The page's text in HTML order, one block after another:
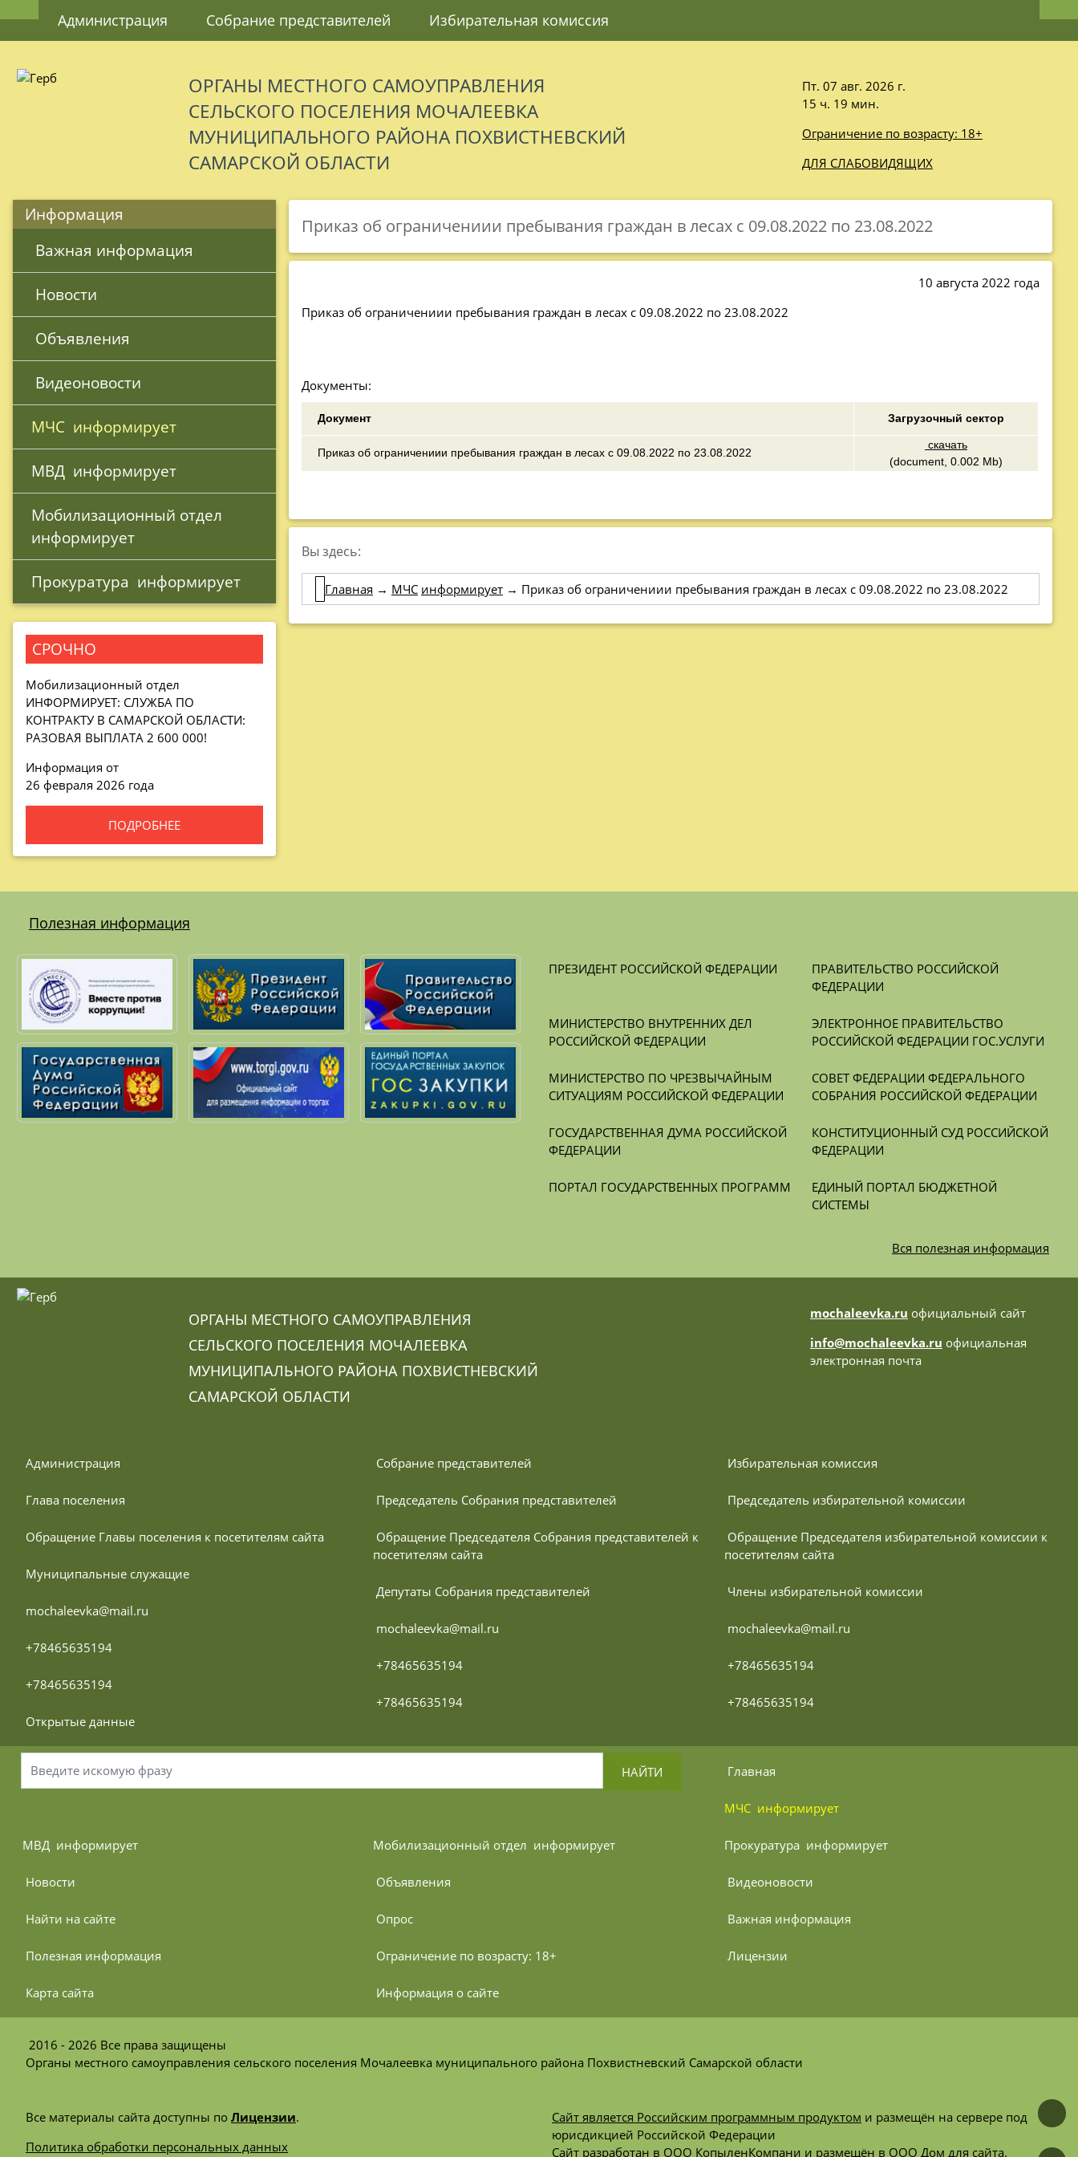
Администрация Собрание представителей Избирательная комиссия
ОРГАНЫ МЕСТНОГО САМОУПРАВЛЕНИЯ
СЕЛЬСКОГО ПОСЕЛЕНИЯ МОЧАЛЕЕВКА
МУНИЦИПАЛЬНОГО РАЙОНА ПОХВИСТНЕВСКИЙ
САМАРСКОЙ ОБЛАСТИ
Пт. 07 авг. 2026 г.
15 ч. 19 мин.
Ограничение по возрасту: 18+
ДЛЯ СЛАБОВИДЯЩИХ
Информация
Важная информация
Новости
Объявления
Видеоновости
МЧС информирует
МВД информирует
информирует
Прокуратура информирует
СРОЧНО
Мобилизационный отдел
ИНФОРМИРУЕТ: СЛУЖБА ПО
КОНТРАКТУ В САМАРСКОЙ ОБЛАСТИ:
РАЗОВАЯ ВЫПЛАТА 2 600 000!
Информация от
26 февраля 2026 года
ПОДРОБНЕЕ
Приказ об ограничениии пребывания граждан в лесах с 09.08.2022 по 23.08.2022
10 августа 2022 года
Приказ об ограничениии пребывания граждан в лесах с 09.08.2022 по 23.08.2022
Документы:
Документ Загрузочный сектор
Приказ об ограничениии пребывания граждан в лесах с 09.08.2022 по 23.08.2022
скачать
(document, 0.002 Mb)
Вы здесь:
Главная → МЧС информирует→ Приказ об ограничениии пребывания граждан в лесах с 09.08.2022 по 23.08.2022
Полезная информация
ПРЕЗИДЕНТ РОССИЙСКОЙ ФЕДЕРАЦИИ
ПРАВИТЕЛЬСТВО РОССИЙСКОЙ
ФЕДЕРАЦИИ
МИНИСТЕРСТВО ВНУТРЕННИХ ДЕЛ
РОССИЙСКОЙ ФЕДЕРАЦИИ
ЭЛЕКТРОННОЕ ПРАВИТЕЛЬСТВО
РОССИЙСКОЙ ФЕДЕРАЦИИ ГОС.УСЛУГИ
МИНИСТЕРСТВО ПО ЧРЕЗВЫЧАЙНЫМ
СИТУАЦИЯМ РОССИЙСКОЙ ФЕДЕРАЦИИ
СОВЕТ ФЕДЕРАЦИИ ФЕДЕРАЛЬНОГО
СОБРАНИЯ РОССИЙСКОЙ ФЕДЕРАЦИИ
ГОСУДАРСТВЕННАЯ ДУМА РОССИЙСКОЙ
ФЕДЕРАЦИИ
КОНСТИТУЦИОННЫЙ СУД РОССИЙСКОЙ
ФЕДЕРАЦИИ
ПОРТАЛ ГОСУДАРСТВЕННЫХ ПРОГРАММ
ЕДИНЫЙ ПОРТАЛ БЮДЖЕТНОЙ
СИСТЕМЫ
Вся полезная информация
ОРГАНЫ МЕСТНОГО САМОУПРАВЛЕНИЯ
СЕЛЬСКОГО ПОСЕЛЕНИЯ МОЧАЛЕЕВКА
МУНИЦИПАЛЬНОГО РАЙОНА ПОХВИСТНЕВСКИЙ
САМАРСКОЙ ОБЛАСТИ
mochaleevka.ru официальный сайт
info@mochaleevka.ru официальная
электронная почта
Администрация
Глава поселения
Обращение Главы поселения к посетителям сайта
Муниципальные служащие
mochaleevka@mail.ru
+78465635194
+78465635194
Открытые данные
Собрание представителей
Председатель Собрания представителей
посетителям сайта
Депутаты Собрания представителей
mochaleevka@mail.ru
+78465635194
+78465635194
Избирательная комиссия
Председатель избирательной комиссии
посетителям сайта
Члены избирательной комиссии
mochaleevka@mail.ru
+78465635194
+78465635194
НАЙТИ Главная
МЧС информирует
МВД информирует Мобилизационный отдел информирует Прокуратура информирует
Новости Объявления Видеоновости
Найти на сайте Опрос Важная информация
Полезная информация Ограничение по возрасту: 18+ Лицензии
Карта сайта Информация о сайте
2016 - 2026 Все права защищены
Органы местного самоуправления сельского поселения Мочалеевка муниципального района Похвистневский Самарской области
Все материалы сайта доступны по Лицензии.
Политика обработки персональных данных
Сайт является Российским программным продуктом и размещён на сервере под
юрисдикцией Российской Федерации
Сайт разработан в ООО КопыленКомпани и размещён в ООО Дом для сайта.